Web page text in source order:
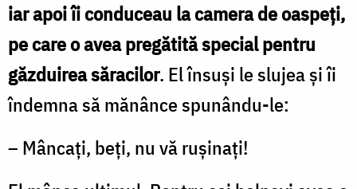
iar apoi îi conduceau la camera de oaspeţi,
pe care o avea pregătită special pentru
găzduirea săracilor. El însuşi le slujea şi îi
îndemna să mănânce spunându-le:
– Mâncaţi, beţi, nu vă ruşinaţi!